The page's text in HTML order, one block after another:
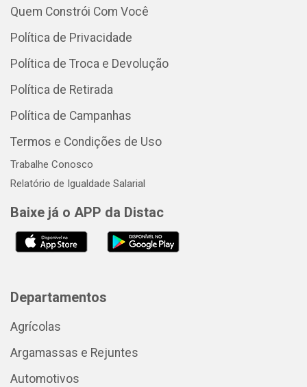
Quem Constrói Com Você
Política de Privacidade
Política de Troca e Devolução
Política de Retirada
Política de Campanhas
Termos e Condições de Uso
Trabalhe Conosco
Relatório de Igualdade Salarial
Baixe já o APP da Distac
Departamentos
Agrícolas
Argamassas e Rejuntes
Automotivos